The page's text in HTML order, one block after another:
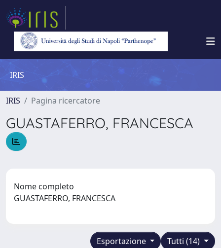
IRIS
IRIS Pagina ricercatore
GUASTAFERRO, FRANCESCA
Nome completo
GUASTAFERRO, FRANCESCA
Tutti (14)
Esportazione